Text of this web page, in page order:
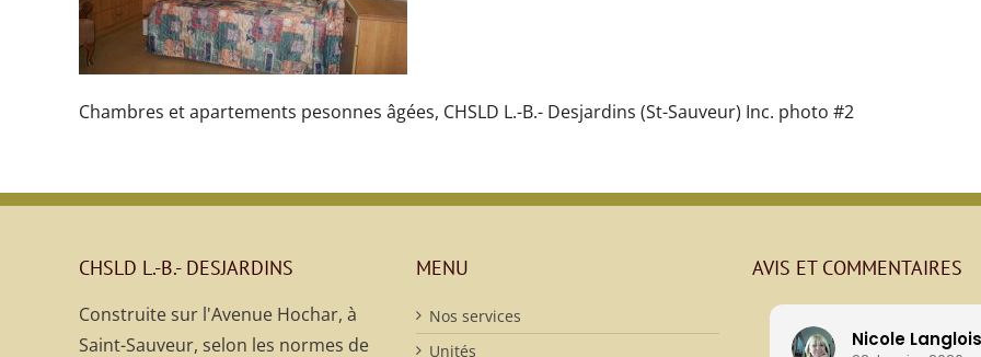
Chambres et apartements pesonnes âgées, CHSLD L.-B.- Desjardins (St-Sauveur) Inc. photo #2
CHSLD L.-B.- DESJARDINS
Construite sur l'Avenue Hochar, à
Saint-Sauveur, selon les normes de
MENU
Nos services
Unités
AVIS ET COMMENTAIRES
Nicole Langlois